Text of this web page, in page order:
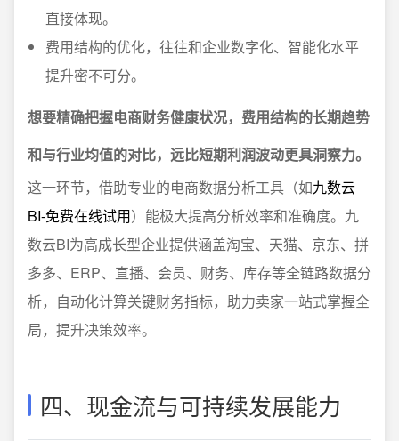
直接体现。
费用结构的优化，往往和企业数字化、智能化水平
提升密不可分。
想要精确把握电商财务健康状况，费用结构的长期趋势
和与行业均值的对比，远比短期利润波动更具洞察力。
这一环节，借助专业的电商数据分析工具（如九数云
BI-免费在线试用）能极大提高分析效率和准确度。九
数云BI为高成长型企业提供涵盖淘宝、天猫、京东、拼
多多、ERP、直播、会员、财务、库存等全链路数据分
析，自动化计算关键财务指标，助力卖家一站式掌握全
局，提升决策效率。
四、现金流与可持续发展能力